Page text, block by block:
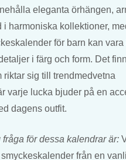
eleganta örhängen,
i harmoniska kollektioner,
för barn kan vara
i färg och form. Det
riktar sig till trendmedvetna
varje lucka bjuder på en
dagens outfit.
fråga för dessa kalendrar är:
från en